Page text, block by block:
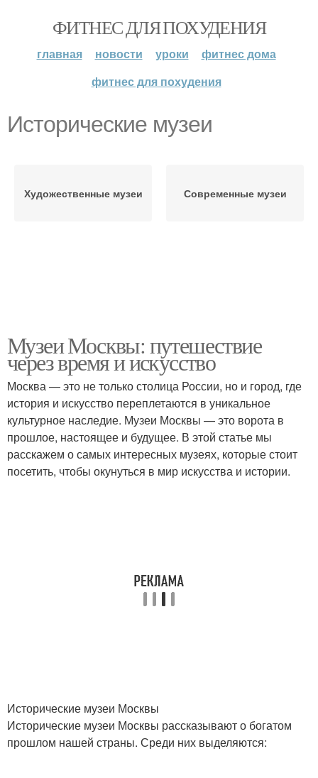
ФИТНЕС ДЛЯ ПОХУДЕНИЯ
главная новости уроки
фитнес дома
фитнес для похудения
Исторические музеи
Художественные музеи Современные музеи
Музеи Москвы: путешествие
через время и искусство
Москва — это не только столица России, но и город, где
история и искусство переплетаются в уникальное
культурное наследие. Музеи Москвы — это ворота в
прошлое, настоящее и будущее. В этой статье мы
расскажем о самых интересных музеях, которые стоит
посетить, чтобы окунуться в мир искусства и истории.
Исторические музеи Москвы
Исторические музеи Москвы рассказывают о богатом
прошлом нашей страны. Среди них выделяются: